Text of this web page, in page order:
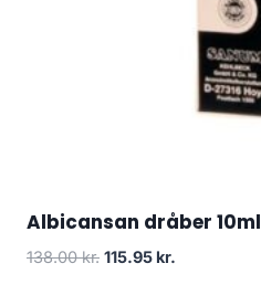
Albicansan dråber 10ml
138.00kr. Den
115.95 kr.